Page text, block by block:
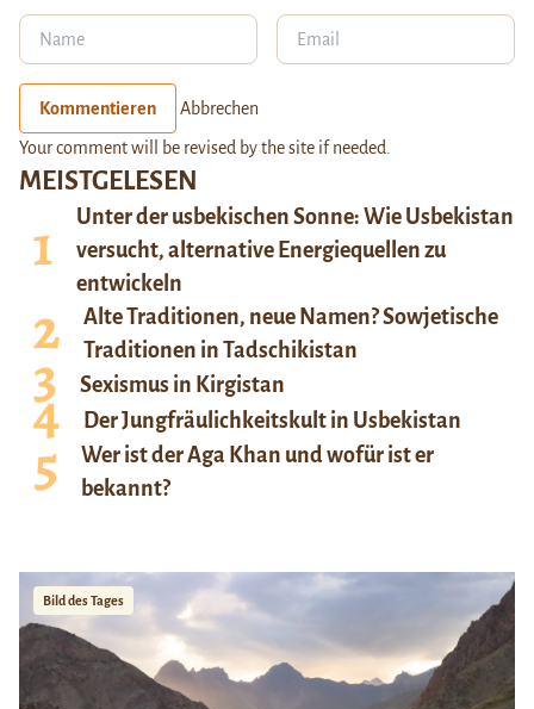
MEISTGELESEN
Unter der usbekischen Sonne: Wie Usbekistan
versucht, alternative Energiequellen zu
entwickeln
Alte Traditionen, neue Namen? Sowjetische
Traditionen in Tadschikistan
Sexismus in Kirgistan
Der Jungfräulichkeitskult in Usbekistan
Wer ist der Aga Khan und wofür ist er
bekannt?
Bild des Tages
Kommentieren Abbrechen
Your comment will be revised by the site if needed.